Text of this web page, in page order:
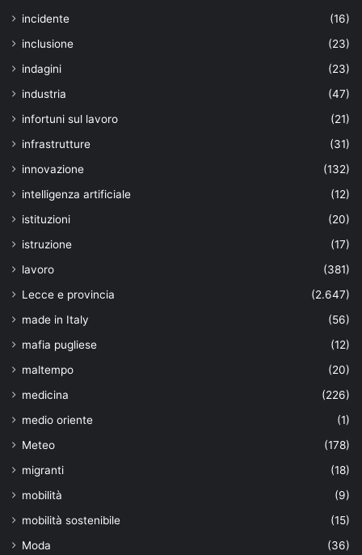
incidente
(16)
inclusione
(23)
indagini
(23)
industria
(47)
infortuni sul lavoro
(21)
infrastrutture
(31)
innovazione
(132)
intelligenza artificiale
(12)
istituzioni
(20)
istruzione
(17)
lavoro
(381)
Lecce e provincia
(2.647)
made in Italy
(56)
mafia pugliese
(12)
maltempo
(20)
medicina
(226)
medio oriente
(1)
Meteo
(178)
migranti
(18)
mobilità
(9)
mobilità sostenibile
(15)
Moda
(36)